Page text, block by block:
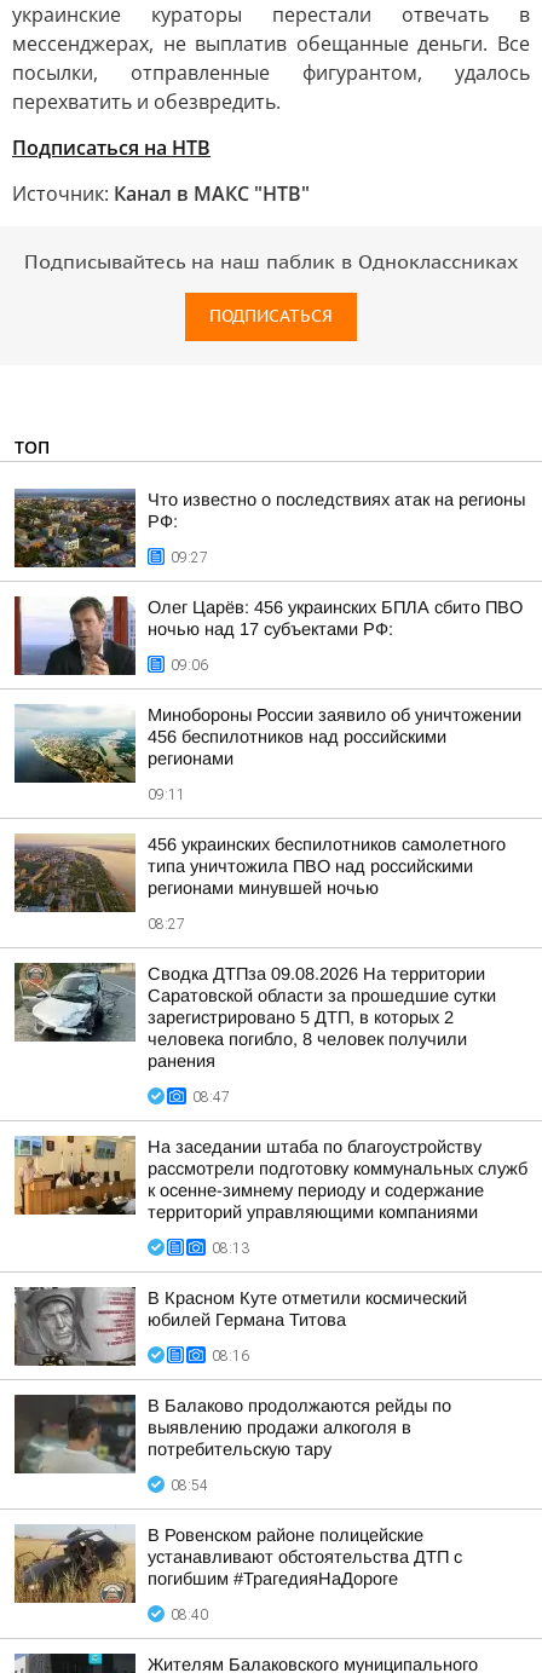
украинские кураторы перестали отвечать в
мессенджерах, не выплатив обещанные деньги. Все
посылки, отправленные фигурантом, удалось
перехватить и обезвредить.
Подписаться на НТВ
Источник: Канал в МАКС "НТВ"
Подписывайтесь на наш паблик в Одноклассниках
ПОДПИСАТЬСЯ
ТОП
Что известно о последствиях атак на регионы
РФ:
09:27
Олег Царёв: 456 украинских БПЛА сбито ПВО
ночью над 17 субъектами РФ:
09:06
Минобороны России заявило об уничтожении
456 беспилотников над российскими
регионами
09:11
456 украинских беспилотников самолетного
типа уничтожила ПВО над российскими
регионами минувшей ночью
08:27
Сводка ДТПза 09.08.2026 На территории
Саратовской области за прошедшие сутки
зарегистрировано 5 ДТП, в которых 2
человека погибло, 8 человек получили
ранения
08:47
На заседании штаба по благоустройству
рассмотрели подготовку коммунальных служб
к осенне-зимнему периоду и содержание
территорий управляющими компаниями
08:13
В Красном Куте отметили космический
юбилей Германа Титова
08:16
В Балаково продолжаются рейды по
выявлению продажи алкоголя в
потребительскую тару
08:54
В Ровенском районе полицейские
устанавливают обстоятельства ДТП с
погибшим #ТрагедияНаДороге
08:40
Жителям Балаковского муниципального